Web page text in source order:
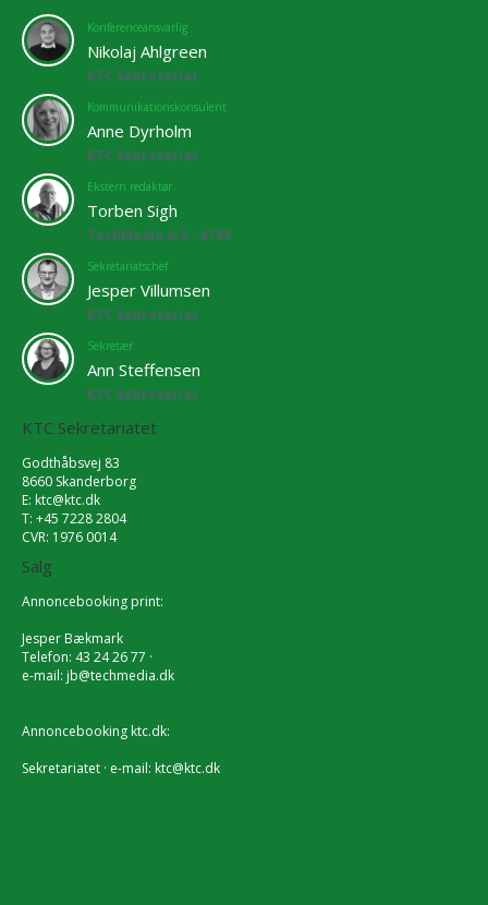
Konferenceansvarlig
Nikolaj Ahlgreen
KTC Sekretariat
Kommunikationskonsulent
Anne Dyrholm
KTC Sekretariat
Ekstern redaktør
Torben Sigh
TechMedia A/S - 6769
Sekretariatschef
Jesper Villumsen
KTC Sekretariat
Sekretær
Ann Steffensen
KTC Sekretariat
KTC Sekretariatet
Godthåbsvej 83
8660 Skanderborg
E: ktc@ktc.dk
T: +45 7228 2804
CVR: 1976 0014
Salg
Annoncebooking print:
Jesper Bækmark
Telefon: 43 24 26 77 ·
e-mail: jb@techmedia.dk
Annoncebooking ktc.dk:
Sekretariatet · e-mail: ktc@ktc.dk